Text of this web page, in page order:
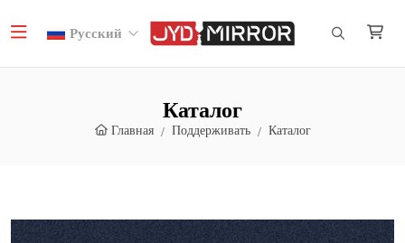
Русский
Каталог
Главная Поддерживать Каталог